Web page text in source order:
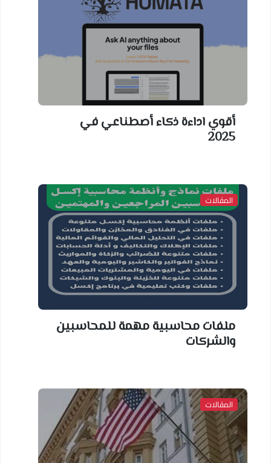
أقوي اداءة ذكاء أصطناعي في
2025
المقالات
ملفات محاسبية مهمة للمحاسبين
والشركات
المقالات